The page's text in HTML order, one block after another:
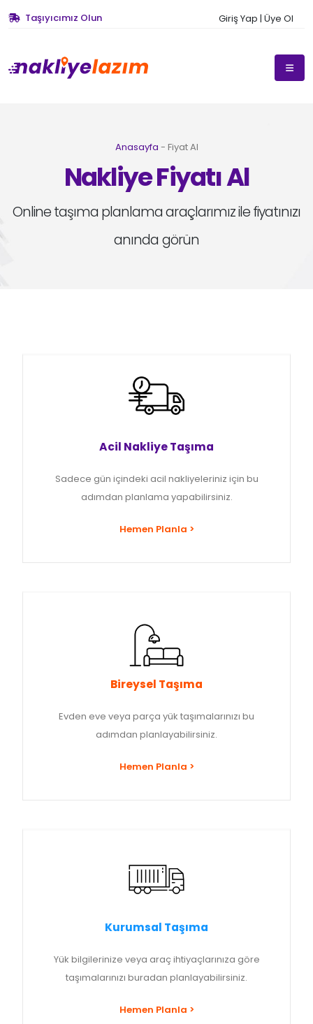
Taşıyıcımız Olun Giriş Yap | Üye Ol
Anasayfa - Fiyat Al
Nakliye Fiyatı Al
Online taşıma planlama araçlarımız ile fiyatınızı
anında görün
Acil Nakliye Taşıma
Sadece gün içindeki acil nakliyeleriniz için bu
adımdan planlama yapabilirsiniz.
Hemen Planla >
Bireysel Taşıma
Evden eve veya parça yük taşımalarınızı bu
adımdan planlayabilirsiniz.
Hemen Planla >
Kurumsal Taşıma
Yük bilgilerinize veya araç ihtiyaçlarınıza göre
taşımalarınızı buradan planlayabilirsiniz.
Hemen Planla >